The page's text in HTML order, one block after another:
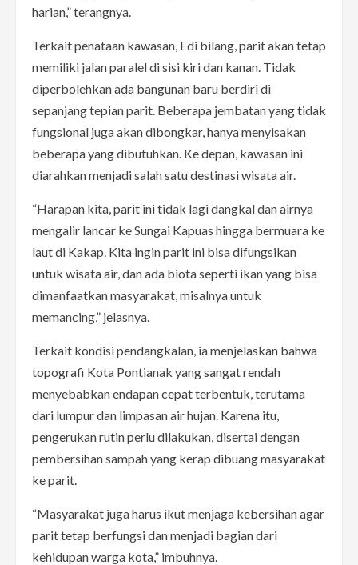
harian,” terangnya.
Terkait penataan kawasan, Edi bilang, parit akan tetap
memiliki jalan paralel di sisi kiri dan kanan. Tidak
diperbolehkan ada bangunan baru berdiri di
sepanjang tepian parit. Beberapa jembatan yang tidak
fungsional juga akan dibongkar, hanya menyisakan
beberapa yang dibutuhkan. Ke depan, kawasan ini
diarahkan menjadi salah satu destinasi wisata air.
“Harapan kita, parit ini tidak lagi dangkal dan airnya
mengalir lancar ke Sungai Kapuas hingga bermuara ke
laut di Kakap. Kita ingin parit ini bisa difungsikan
untuk wisata air, dan ada biota seperti ikan yang bisa
dimanfaatkan masyarakat, misalnya untuk
memancing,” jelasnya.
Terkait kondisi pendangkalan, ia menjelaskan bahwa
topografi Kota Pontianak yang sangat rendah
menyebabkan endapan cepat terbentuk, terutama
dari lumpur dan limpasan air hujan. Karena itu,
pengerukan rutin perlu dilakukan, disertai dengan
pembersihan sampah yang kerap dibuang masyarakat
ke parit.
“Masyarakat juga harus ikut menjaga kebersihan agar
parit tetap berfungsi dan menjadi bagian dari
kehidupan warga kota,” imbuhnya.